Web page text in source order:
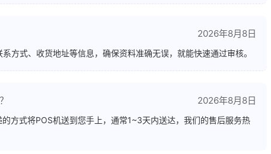
2026年8月8日
方式、收货地址等信息，确保资料准确无误，就能快速通过审核。
2026年8月8日
方式将POS机送到您手上，通常1~3天内送达，我们的售后服务热